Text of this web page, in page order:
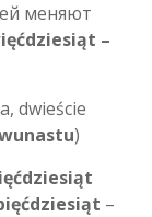
меняют
–
dwieście
)
–